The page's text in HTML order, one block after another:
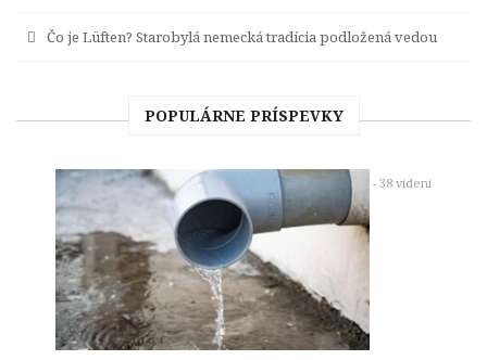
Čo je Lüften? Starobylá nemecká tradícia podložená vedou
POPULÁRNE PRÍSPEVKY
- 38 videní